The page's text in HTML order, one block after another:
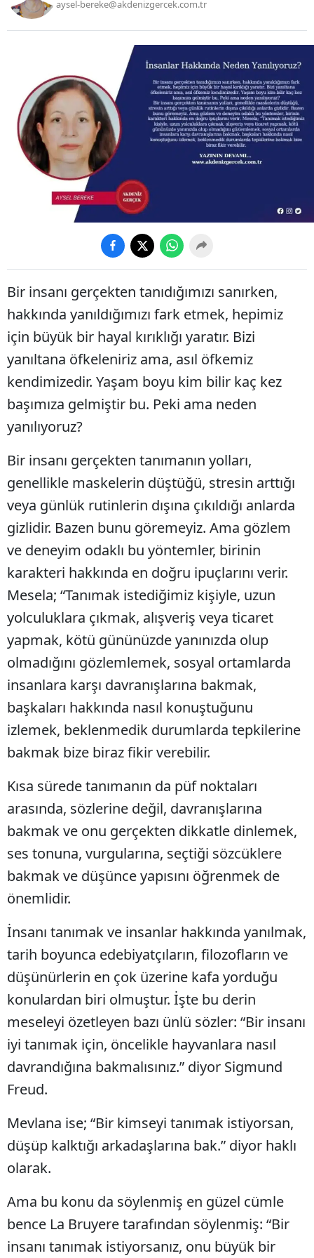
aysel-bereke@akdenizgercek.com.tr
Bir insanı gerçekten tanıdığımızı sanırken,
hakkında yanıldığımızı fark etmek, hepimiz
için büyük bir hayal kırıklığı yaratır. Bizi
yanıltana öfkeleniriz ama, asıl öfkemiz
kendimizedir. Yaşam boyu kim bilir kaç kez
başımıza gelmiştir bu. Peki ama neden
yanılıyoruz?
Bir insanı gerçekten tanımanın yolları,
genellikle maskelerin düştüğü, stresin arttığı
veya günlük rutinlerin dışına çıkıldığı anlarda
gizlidir. Bazen bunu göremeyiz. Ama gözlem
ve deneyim odaklı bu yöntemler, birinin
karakteri hakkında en doğru ipuçlarını verir.
Mesela; “Tanımak istediğimiz kişiyle, uzun
yolculuklara çıkmak, alışveriş veya ticaret
yapmak, kötü gününüzde yanınızda olup
olmadığını gözlemlemek, sosyal ortamlarda
insanlara karşı davranışlarına bakmak,
başkaları hakkında nasıl konuştuğunu
izlemek, beklenmedik durumlarda tepkilerine
bakmak bize biraz fikir verebilir.
Kısa sürede tanımanın da püf noktaları
arasında, sözlerine değil, davranışlarına
bakmak ve onu gerçekten dikkatle dinlemek,
ses tonuna, vurgularına, seçtiği sözcüklere
bakmak ve düşünce yapısını öğrenmek de
önemlidir.
İnsanı tanımak ve insanlar hakkında yanılmak,
tarih boyunca edebiyatçıların, filozofların ve
düşünürlerin en çok üzerine kafa yorduğu
konulardan biri olmuştur. İşte bu derin
meseleyi özetleyen bazı ünlü sözler: “Bir insanı
iyi tanımak için, öncelikle hayvanlara nasıl
davrandığına bakmalısınız.” diyor Sigmund
Freud.
Mevlana ise; “Bir kimseyi tanımak istiyorsan,
düşüp kalktığı arkadaşlarına bak.” diyor haklı
olarak.
Ama bu konu da söylenmiş en güzel cümle
bence La Bruyere tarafından söylenmiş: “Bir
insanı tanımak istiyorsanız, onu büyük bir